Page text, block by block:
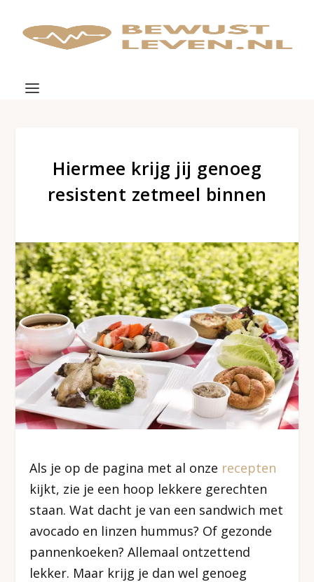
Hiermee krijg jij genoeg
resistent zetmeel binnen
Als je op de pagina met al onze recepten
kijkt, zie je een hoop lekkere gerechten
staan. Wat dacht je van een sandwich met
avocado en linzen hummus? Of gezonde
pannenkoeken? Allemaal ontzettend
lekker. Maar krijg je dan wel genoeg